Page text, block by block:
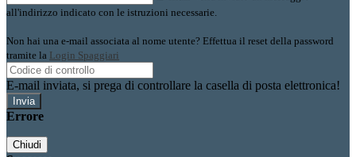
all'indirizzo indicato con le istruzioni necessarie.
Non hai una e-mail associata al nome utente? Effettua il reset della password
tramite la Login Spaggiari
E-mail inviata, si prega di controllare la casella di posta elettronica!
Errore
Chiudi